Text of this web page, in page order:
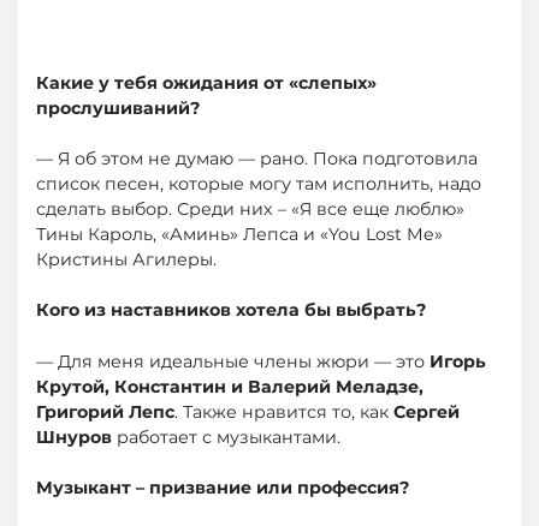
Какие у тебя ожидания от «слепых»
прослушиваний?
— Я об этом не думаю — рано. Пока подготовила
список песен, которые могу там исполнить, надо
сделать выбор. Среди них – «Я все еще люблю»
Тины Кароль, «Аминь» Лепса и «You Lost Me»
Кристины Агилеры.
Кого из наставников хотела бы выбрать?
— Для меня идеальные члены жюри — это Игорь
Крутой, Константин и Валерий Меладзе,
Григорий Лепс. Также нравится то, как Сергей
Шнуров работает с музыкантами.
Музыкант – призвание или профессия?